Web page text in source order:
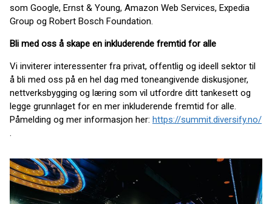
som Google, Ernst & Young, Amazon Web Services, Expedia
Group og Robert Bosch Foundation.
Bli med oss å skape en inkluderende fremtid for alle
Vi inviterer interessenter fra privat, offentlig og ideell sektor til
å bli med oss på en hel dag med toneangivende diskusjoner,
nettverksbygging og læring som vil utfordre ditt tankesett og
legge grunnlaget for en mer inkluderende fremtid for alle.
Påmelding og mer informasjon her: https://summit.diversify.no/
.